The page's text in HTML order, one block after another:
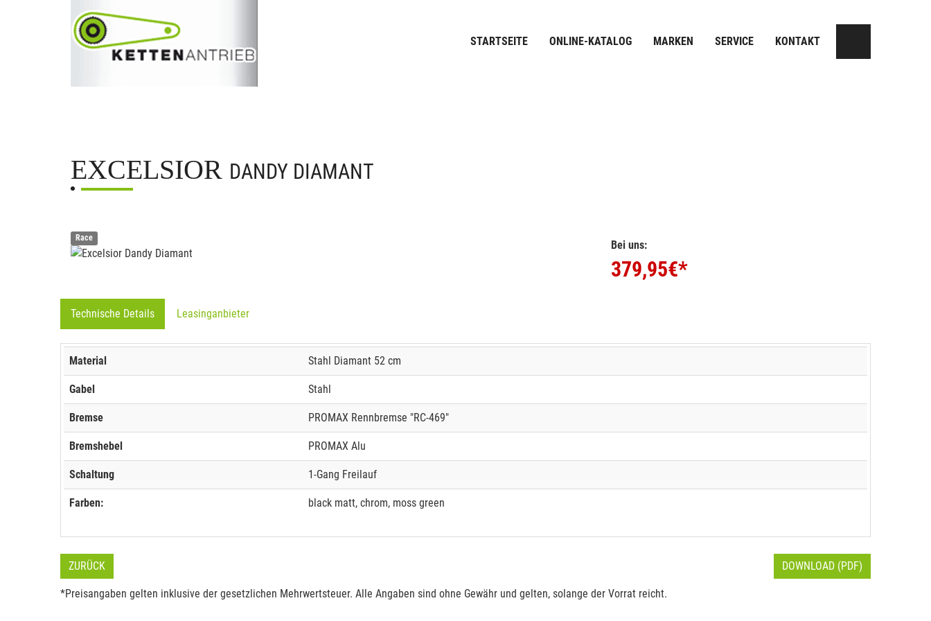
STARTSEITE ONLINE-KATALOG MARKEN SERVICE KONTAKT
EXCELSIOR DANDY DIAMANT
Race
Bei uns:
379,95€*
Technische Details Leasinganbieter
Material Stahl Diamant 52 cm
Gabel Stahl
Bremse PROMAX Rennbremse "RC-469"
Bremshebel PROMAX Alu
Schaltung 1-Gang Freilauf
Farben: black matt, chrom, moss green
ZURÜCK DOWNLOAD (PDF)
*Preisangaben gelten inklusive der gesetzlichen Mehrwertsteuer. Alle Angaben sind ohne Gewähr und gelten, solange der Vorrat reicht.